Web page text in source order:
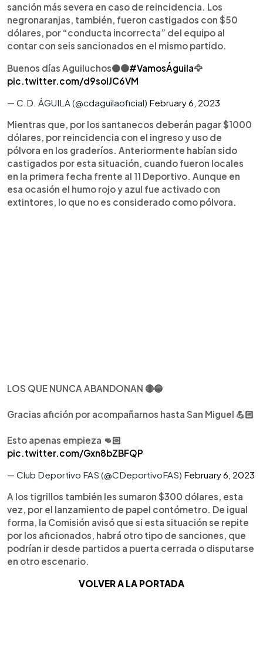
sanción más severa en caso de reincidencia. Los
negronaranjas, también, fueron castigados con $50
dólares, por “conducta incorrecta” del equipo al
contar con seis sancionados en el mismo partido.
Buenos días Aguiluchos⚫️🟠#VamosÁguila🦅
pic.twitter.com/d9soIJC6VM
— C.D. ÁGUILA (@cdaguilaoficial) February 6, 2023
Mientras que, por los santanecos deberán pagar $1000
dólares, por reincidencia con el ingreso y uso de
pólvora en los graderíos. Anteriormente habían sido
castigados por esta situación, cuando fueron locales
en la primera fecha frente al 11 Deportivo. Aunque en
esa ocasión el humo rojo y azul fue activado con
extintores, lo que no es considerado como pólvora.
LOS QUE NUNCA ABANDONAN 🔴🔵
Gracias afición por acompañarnos hasta San Miguel 💪🏻
Esto apenas empieza 👊🏻
pic.twitter.com/Gxn8bZBFQP
— Club Deportivo FAS (@CDeportivoFAS) February 6, 2023
A los tigrillos también les sumaron $300 dólares, esta
vez, por el lanzamiento de papel contómetro. De igual
forma, la Comisión avisó que si esta situación se repite
por los aficionados, habrá otro tipo de sanciones, que
podrían ir desde partidos a puerta cerrada o disputarse
en otro escenario.
VOLVER A LA PORTADA